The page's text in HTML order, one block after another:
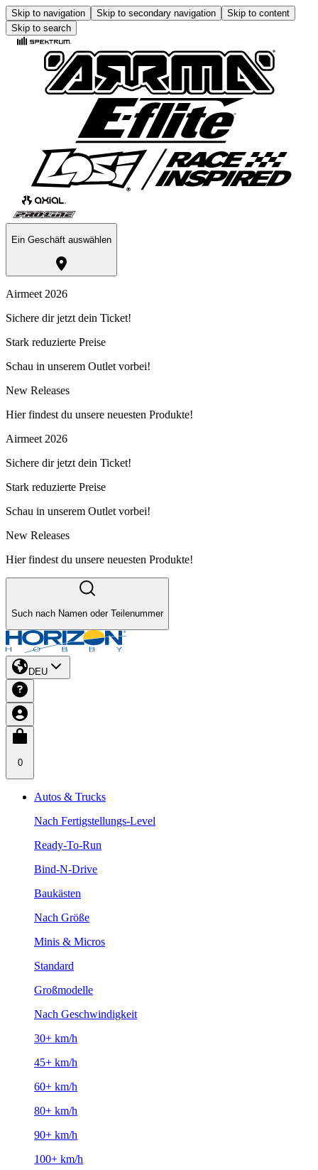
Skip to navigation Skip to secondary navigation
Skip to content
Skip to search
Ein Geschäft auswählen
Airmeet 2026
Sichere dir jetzt dein Ticket!
Stark reduzierte Preise
Schau in unserem Outlet vorbei!
New Releases
Hier findest du unsere neuesten Produkte!
Airmeet 2026
Sichere dir jetzt dein Ticket!
Stark reduzierte Preise
Schau in unserem Outlet vorbei!
New Releases
Hier findest du unsere neuesten Produkte!
Such nach Namen oder Teilenummer
DEU
0
Autos & Trucks
Nach Fertigstellungs-Level
Ready-To-Run
Bind-N-Drive
Baukästen
Nach Größe
Minis & Micros
Standard
Großmodelle
Nach Geschwindigkeit
30+ km/h
45+ km/h
60+ km/h
80+ km/h
90+ km/h
100+ km/h